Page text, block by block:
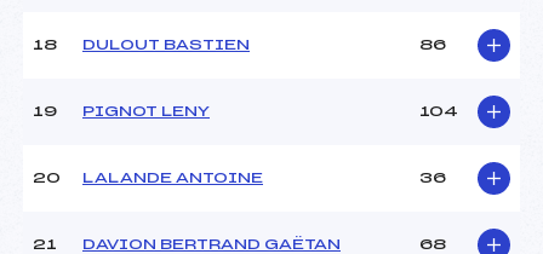
18 DULOUT BASTIEN 86
19 PIGNOT LENY 104
20 LALANDE ANTOINE 36
21 DAVION BERTRAND GAËTAN 68